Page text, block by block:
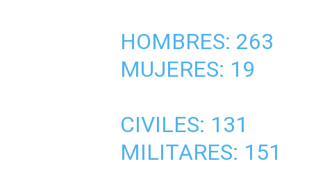
HOMBRES: 263
MUJERES: 19
CIVILES: 131
MILITARES: 151